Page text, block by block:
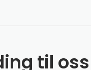
til oss